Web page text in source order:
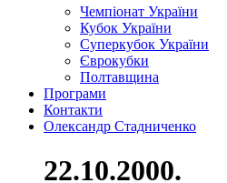
Чемпіонат України
Кубок України
Суперкубок України
Єврокубки
Полтавщина
Програми
Контакти
Олександр Стадниченко
22.10.2000.